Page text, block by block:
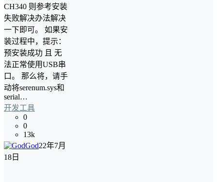
CH340 则参考安装
失败解决办法解决
一下即可。 如果安
装过程中，提示：
预安装成功 且 无
法正常使用USB串
口。 那么将，请手
动将serenum.sys和
serial…
开发工具
0
0
13k
God22年7月
18日